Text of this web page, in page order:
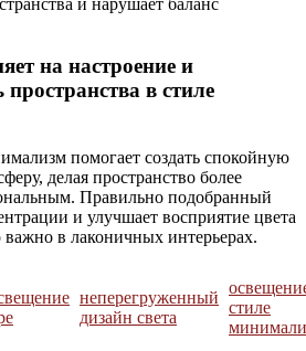
на настроение и
в стиле
помогает создать спокойную
делая пространство более
Правильно подобранный
и улучшает восприятие цвета
важно в лаконичных интерьерах.
неперегруженный
дизайн света
стиле